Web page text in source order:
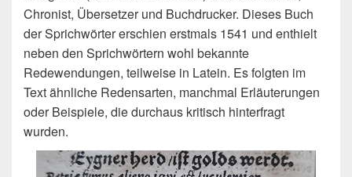
Chronist, Übersetzer und Buchdrucker. Dieses Buch
der Sprichwörter erschien erstmals 1541 und enthielt
neben den Sprichwörtern wohl bekannte
Redewendungen, teilweise in Latein. Es folgten im
Text ähnliche Redensarten, manchmal Erläuterungen
oder Beispiele, die durchaus kritisch hinterfragt
wurden.